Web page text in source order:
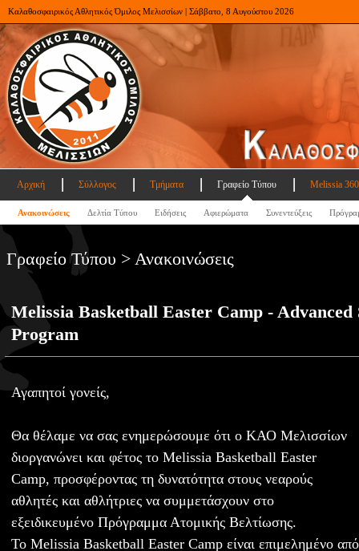
Καλαθοσφαιρικός Αθλητικός Όμιλος Μελισσίων | Σάββατο, 8 Αυγούστου 2026
Αρχική Σύλλογος Τμήματα Γραφείο Τύπου Melissia
Ανακοινώσεις Δελτία Τύπου Ειδήσεις Αφιερώματα Συνεντεύξεις
Γραφείο Τύπου > Ανακοινώσεις
Melissia Basketball Easter Camp - Advanced
Program
Αγαπητοί γονείς,
Θα θέλαμε να σας ενημερώσουμε ότι ο ΚΑΟ Μελισσίων
διοργανώνει και φέτος το Melissia Basketball Easter
Camp, προσφέροντας τη δυνατότητα στους νεαρούς
αθλητές και αθλήτριες να συμμετάσχουν στο
εξειδικευμένο Πρόγραμμα Ατομικής Βελτίωσης.
Το Melissia Basketball Easter Camp είναι επιμελημένο